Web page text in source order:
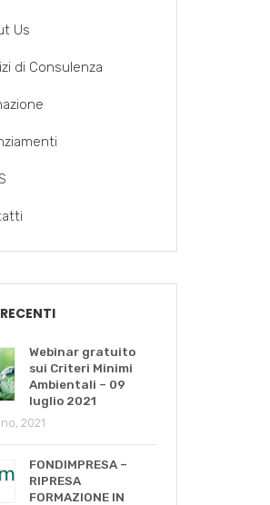
Us
di Consulenza
Webinar gratuito
sui Criteri Minimi
Ambientali – 09
luglio 2021
2021
FONDIMPRESA –
RIPRESA
FORMAZIONE IN